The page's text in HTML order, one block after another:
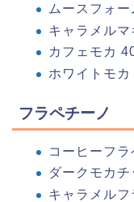
ムースフォ
キャラメル
カフェモカ
ホワイトモ
フラペチーノ
コーヒーフ
ダークモカ
キャラメル